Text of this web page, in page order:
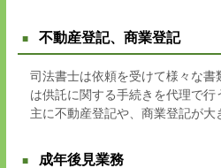
不動産登記、商業登記
司法書士は依頼を受けて様々な書
は供託に関する手続きを代理で行
主に不動産登記や、商業登記が大
成年後見業務